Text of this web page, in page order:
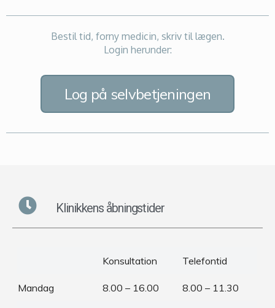
Bestil tid, forny medicin, skriv til lægen.
Login herunder:
Log på selvbetjeningen
Klinikkens åbningstider
Konsultation Telefontid
Mandag 8.00 – 16.00 8.00 – 11.30